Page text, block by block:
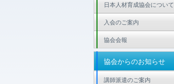
日本人材育成協会について
入会のご案内
協会会報
協会からのお知らせ
講師派遣のご案内